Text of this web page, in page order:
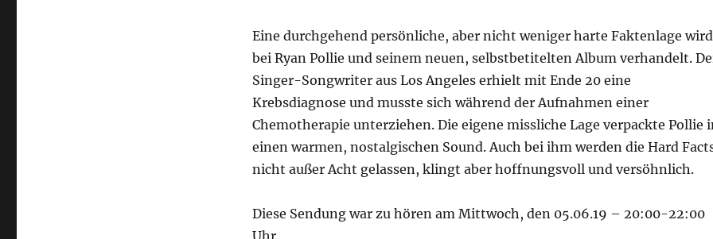
Eine durchgehend persönliche, aber nicht weniger harte Faktenlage wird
bei Ryan Pollie und seinem neuen, selbstbetitelten Album verhandelt.
Singer-Songwriter aus Los Angeles erhielt mit Ende 20 eine
Krebsdiagnose und musste sich während der Aufnahmen einer
Chemotherapie unterziehen. Die eigene missliche Lage verpackte Pollie
einen warmen, nostalgischen Sound. Auch bei ihm werden die Hard
nicht außer Acht gelassen, klingt aber hoffnungsvoll und versöhnlich.
Diese Sendung war zu hören am Mittwoch, den 05.06.19 – 20:00-22:00
Uhr.